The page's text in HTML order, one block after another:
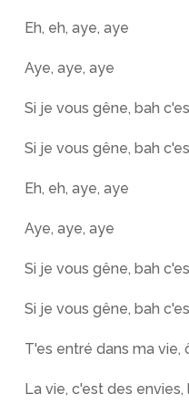
Eh, eh, aye, aye
Aye, aye, aye
Si je vous gêne, bah
Si je vous gêne, bah
Eh, eh, aye, aye
Aye, aye, aye
Si je vous gêne, bah
Si je vous gêne, bah
T'es entré dans ma vie,
La vie, c'est des